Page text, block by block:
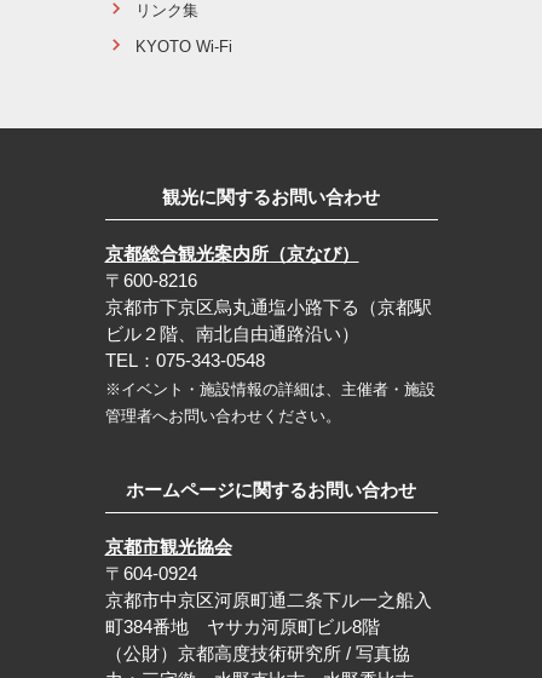
リンク集
KYOTO Wi-Fi
観光に関するお問い合わせ
京都総合観光案内所（京なび）
〒600-8216
京都市下京区烏丸通塩小路下る（京都駅
ビル２階、南北自由通路沿い）
TEL：075-343-0548
※イベント・施設情報の詳細は、主催者・施設
管理者へお問い合わせください。
ホームページに関するお問い合わせ
京都市観光協会
〒604-0924
京都市中京区河原町通二条下ル一之船入
町384番地 ヤサカ河原町ビル8階
（公財）京都高度技術研究所 / 写真協